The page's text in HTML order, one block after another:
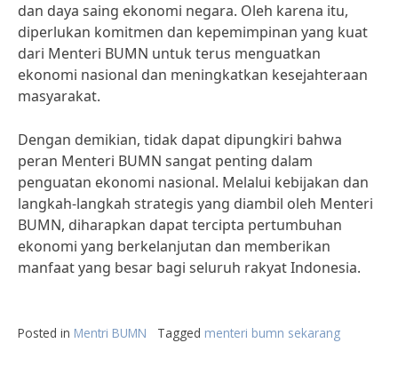
dan daya saing ekonomi negara. Oleh karena itu,
diperlukan komitmen dan kepemimpinan yang kuat
dari Menteri BUMN untuk terus menguatkan
ekonomi nasional dan meningkatkan kesejahteraan
masyarakat.
Dengan demikian, tidak dapat dipungkiri bahwa
peran Menteri BUMN sangat penting dalam
penguatan ekonomi nasional. Melalui kebijakan dan
langkah-langkah strategis yang diambil oleh Menteri
BUMN, diharapkan dapat tercipta pertumbuhan
ekonomi yang berkelanjutan dan memberikan
manfaat yang besar bagi seluruh rakyat Indonesia.
Posted in Mentri BUMN Tagged menteri bumn sekarang